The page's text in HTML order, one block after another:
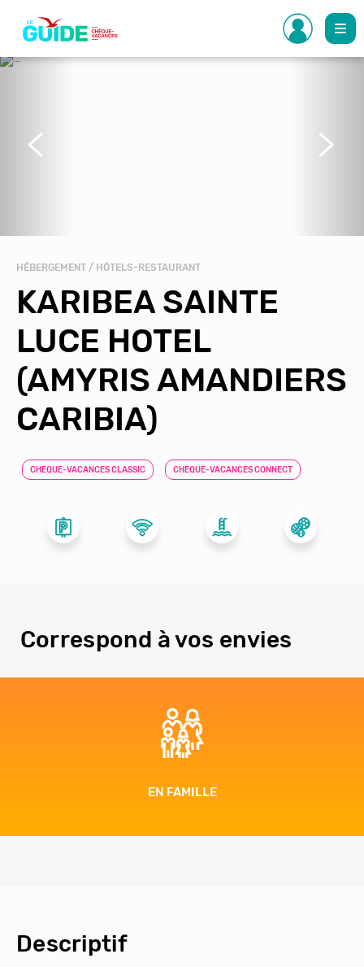
contenu
principal
HÉBERGEMENT / HÔTELS-RESTAURANT
KARIBEA SAINTE
LUCE HOTEL
(AMYRIS AMANDIERS
CARIBIA)
CHEQUE-VACANCES CLASSIC CHEQUE-VACANCES CONNECT
Précédent Suivant
Correspond à vos envies
EN FAMILLE
Descriptif